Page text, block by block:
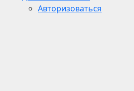
Авторизоваться